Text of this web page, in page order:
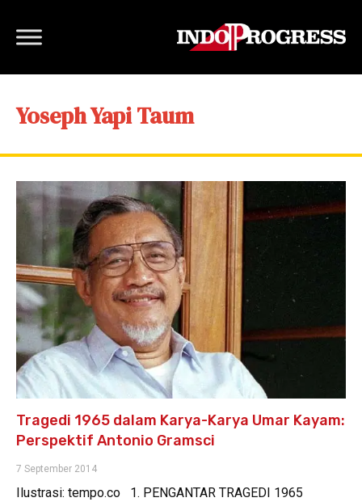
Yoseph Yapi Taum
Tragedi 1965 dalam Karya-Karya Umar Kayam:
Perspektif Antonio Gramsci
7 September 2014
Ilustrasi: tempo.co 1. PENGANTAR TRAGEDI 1965